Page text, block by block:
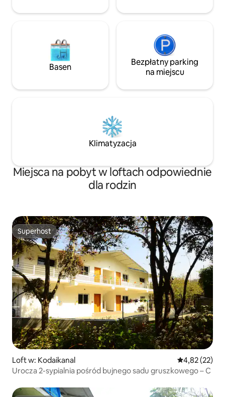
Zapraszam do tego starannie
Basen
Bezpłatny parking
na miejscu
Klimatyzacja
Miejsca na pobyt w loftach odpowiednie
dla rodzin
Superhost
Superhost
Loft w: Kodaikanal Średnia
4,82 (22)
Urocza 2-sypialnia pośród bujnego sadu gruszkowego – C